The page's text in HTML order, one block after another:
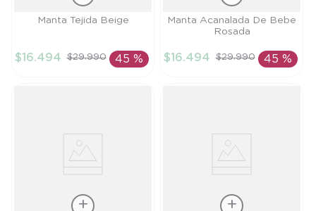
Talla
AÑADIR AL
Manta Tejida Beige
$16.494 $29.990 45 %
Talla
AÑADIR AL
Manta Acanalada De Bebe
Rosada
$16.494 $29.990 45 %